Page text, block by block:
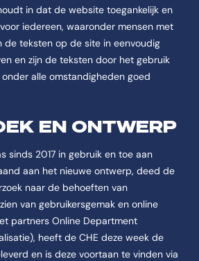
in dat de website toegankelijk en
iedereen, waaronder mensen met
de teksten op de site in eenvoudig
en zijn de teksten door het gebruik
alle omstandigheden goed
EN ONTWERP
sinds 2017 in gebruik en toe aan
aan het nieuwe ontwerp, deed de
naar de behoeften van
van gebruikersgemak en online
partners Online Department
heeft de CHE deze week de
en is deze voortaan te vinden via